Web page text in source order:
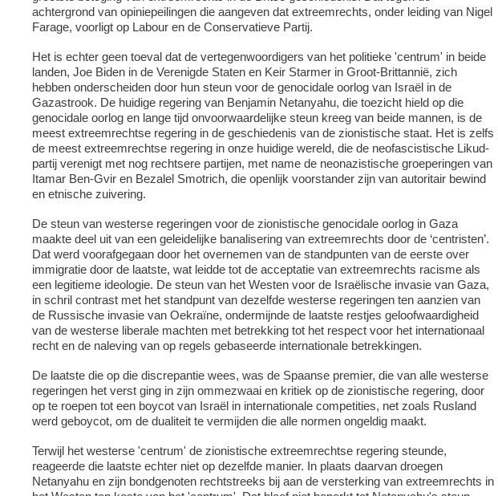
achtergrond van opiniepeilingen die aangeven dat extreemrechts, onder leiding van Nigel
Farage, voorligt op Labour en de Conservatieve Partij.
Het is echter geen toeval dat de vertegenwoordigers van het politieke 'centrum' in beide
landen, Joe Biden in de Verenigde Staten en Keir Starmer in Groot-Brittannië, zich
hebben onderscheiden door hun steun voor de genocidale oorlog van Israël in de
Gazastrook. De huidige regering van Benjamin Netanyahu, die toezicht hield op die
genocidale oorlog en lange tijd onvoorwaardelijke steun kreeg van beide mannen, is de
meest extreemrechtse regering in de geschiedenis van de zionistische staat. Het is zelfs
de meest extreemrechtse regering in onze huidige wereld, die de neofascistische Likud-
partij verenigt met nog rechtsere partijen, met name de neonazistische groeperingen van
Itamar Ben-Gvir en Bezalel Smotrich, die openlijk voorstander zijn van autoritair bewind
en etnische zuivering.
De steun van westerse regeringen voor de zionistische genocidale oorlog in Gaza
maakte deel uit van een geleidelijke banalisering van extreemrechts door de ‘centristen’.
Dat werd voorafgegaan door het overnemen van de standpunten van de eerste over
immigratie door de laatste, wat leidde tot de acceptatie van extreemrechts racisme als
een legitieme ideologie. De steun van het Westen voor de Israëlische invasie van Gaza,
in schril contrast met het standpunt van dezelfde westerse regeringen ten aanzien van
de Russische invasie van Oekraïne, ondermijnde de laatste restjes geloofwaardigheid
van de westerse liberale machten met betrekking tot het respect voor het internationaal
recht en de naleving van op regels gebaseerde internationale betrekkingen.
De laatste die op die discrepantie wees, was de Spaanse premier, die van alle westerse
regeringen het verst ging in zijn ommezwaai en kritiek op de zionistische regering, door
op te roepen tot een boycot van Israël in internationale competities, net zoals Rusland
werd geboycot, om de dualiteit te vermijden die alle normen ongeldig maakt.
Terwijl het westerse 'centrum' de zionistische extreemrechtse regering steunde,
reageerde die laatste echter niet op dezelfde manier. In plaats daarvan droegen
Netanyahu en zijn bondgenoten rechtstreeks bij aan de versterking van extreemrechts in